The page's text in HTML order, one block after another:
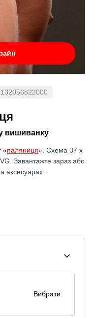
вишиванку
«паляниця». Схема 37 x
Завантажте зараз або
аксесуарах.
Вибрати